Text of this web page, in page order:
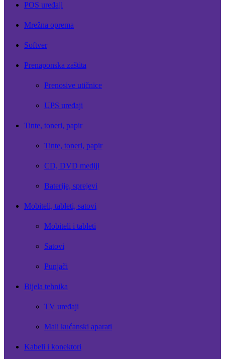
POS uređaji
Mrežna oprema
Softver
Prenaponska zaštita
Prenosive utičnice
UPS uređaji
Tinte, toneri, papir
Tinte, toneri, papir
CD, DVD mediji
Baterije, sprejevi
Mobiteli, tableti, satovi
Mobiteli i tableti
Satovi
Punjači
Bijela tehnika
TV uređaji
Mali kućanski aparati
Kabeli i konektori